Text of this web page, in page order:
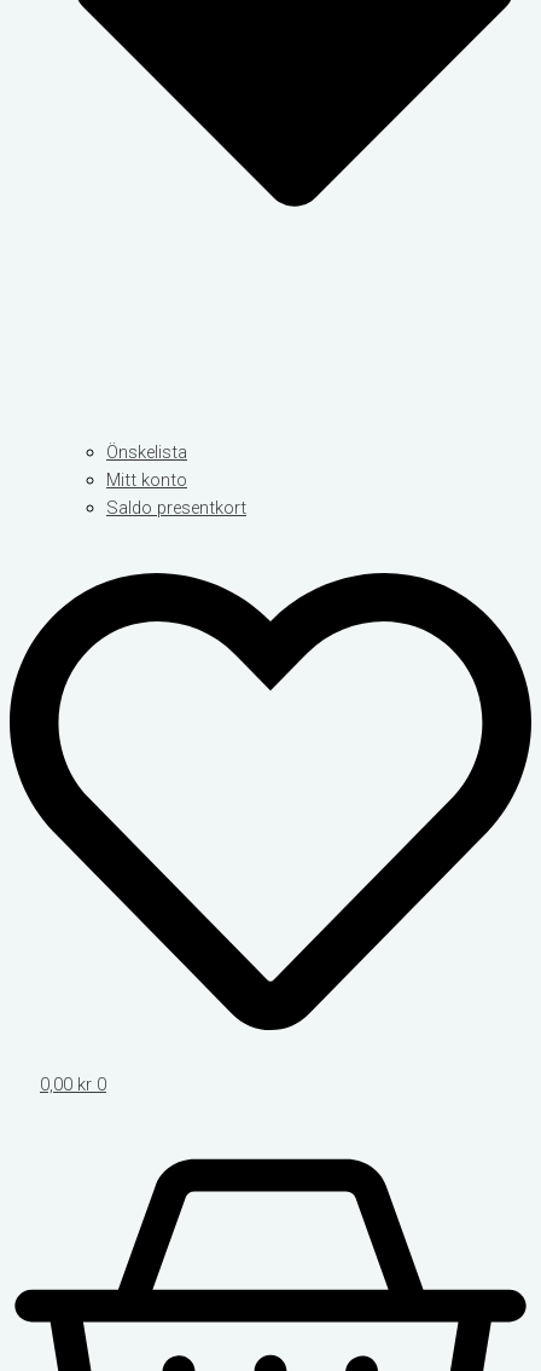
Önskelista
Mitt konto
Saldo presentkort
0,00 kr 0